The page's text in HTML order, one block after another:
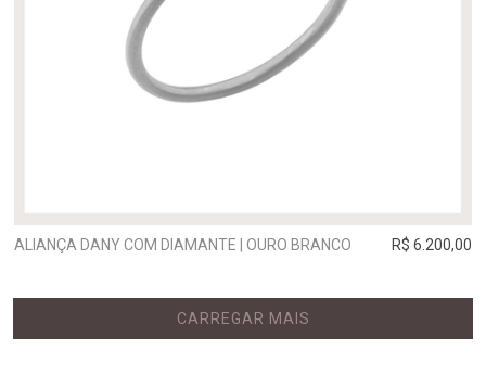
ALIANÇA DANY COM DIAMANTE | OURO BRANCO R$ 6.200,00
CARREGAR MAIS